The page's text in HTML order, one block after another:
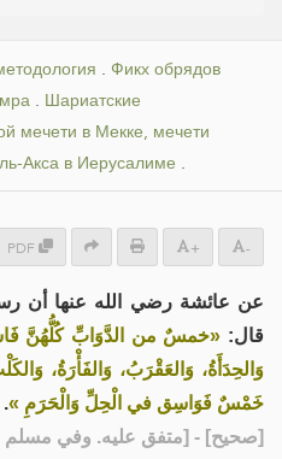
. Фикх обрядов
. Шариатские
мечети в Мекке, мечети
Акса в Иерусалиме .
PDF + -
عن عائشة رضي الله عنها أن
قال: «خمسٌ من الدَّوَابِّ كُلُّهُنَّ
وَالحِدَأَةُ، وَالعَقْرَبُ، وَالفَأْرَةُ،
خَمْسٌ فَوَاسِق في الْحِلِّ وَالْحَرَمِ ».
[صحيح] - [متفق عليه. وفي مسلم